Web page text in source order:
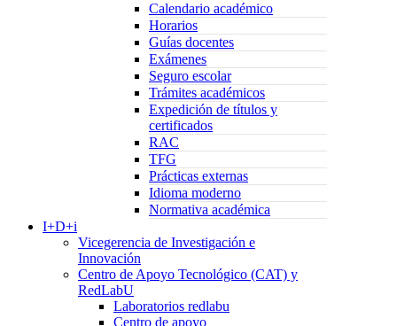
Calendario académico
Horarios
Guías docentes
Exámenes
Seguro escolar
Trámites académicos
Expedición de títulos y
certificados
RAC
TFG
Prácticas externas
Idioma moderno
Normativa académica
I+D+i
Vicegerencia de Investigación e
Innovación
Centro de Apoyo Tecnológico (CAT) y
RedLabU
Laboratorios redlabu
Centro de apoyo